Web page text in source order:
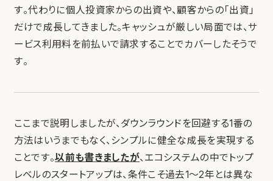
す。代わりに個人投資家からの出資や、顧客からの「出資」
だけで成長してきました。キャッシュが厳しい局面では、サ
ービス利用料を前払いで請求することでカバーしたそうで
す。
ここまで説明しましたが、ダウンラウンドを回避する1番の
方法はいうまでもなく、シンプルに健全な成長を実現する
ことです。以前も書きましたが、エコシステムの中でトップ
レベルのスタートアップは、条件こそ過去1～2年とは異な